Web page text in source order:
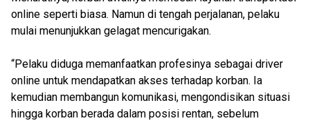
online seperti biasa. Namun di tengah perjalanan, pelaku
mulai menunjukkan gelagat mencurigakan.
“Pelaku diduga memanfaatkan profesinya sebagai driver
online untuk mendapatkan akses terhadap korban. Ia
kemudian membangun komunikasi, mengondisikan situasi
hingga korban berada dalam posisi rentan, sebelum